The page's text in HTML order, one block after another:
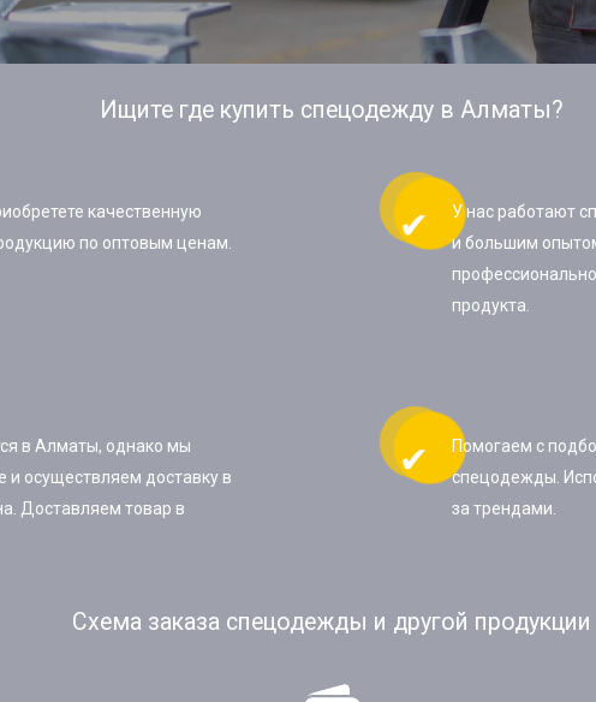
Ищите где купить спецодежду в Алматы?
качественную
по оптовым ценам.
У нас работают
и большим
продукта.
в Алматы, однако мы
и осуществляем доставку в
Доставляем товар в
Помогаем с
спецодежды.
за трендами.
Схема заказа спецодежды и другой продукции